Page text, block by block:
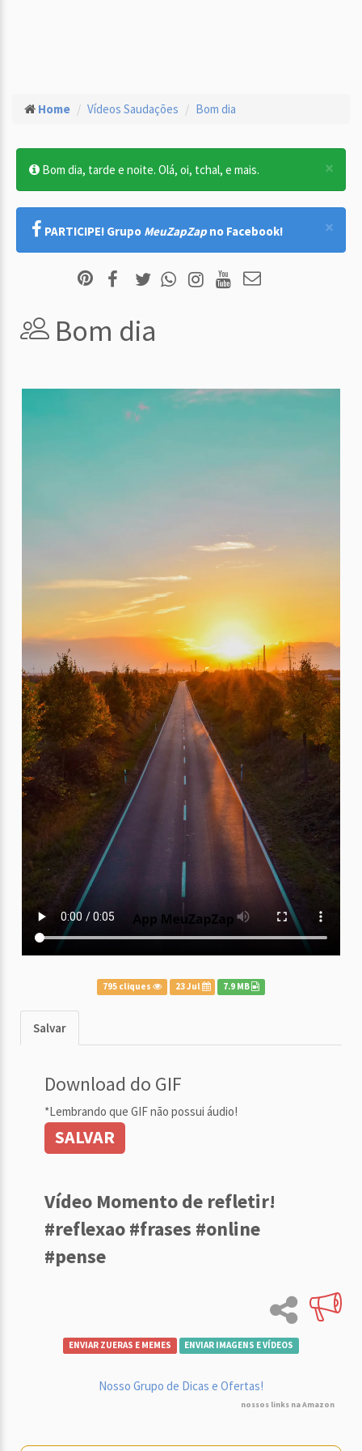
Home Vídeos Saudações Bom dia
×
Bom dia, tarde e noite. Olá, oi, tchal, e mais.
×
PARTICIPE! Grupo MeuZapZap no Facebook!
Bom dia
795 cliques 23 Jul 7.9 MB
Salvar
Download do GIF
*Lembrando que GIF não possui áudio!
SALVAR
Vídeo Momento de refletir!
#reflexao #frases #online
#pense
ENVIAR ZUERAS E MEMES ENVIAR IMAGENS E VÍDEOS
Nosso Grupo de Dicas e Ofertas!
nossos links na Amazon